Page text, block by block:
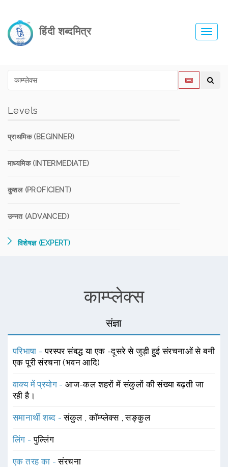
हिंदी शब्दमित्र
Levels
प्राथमिक (BEGINNER)
माध्यमिक (INTERMEDIATE)
कुशल (PROFICIENT)
उन्नत (ADVANCED)
विशेषज्ञ (EXPERT)
काम्प्लेक्स
संज्ञा
परिभाषा -परस्पर संबद्ध या एक -दूसरे से जुड़ी हुई संरचनाओं से बनी
एक पूरी संरचना (भवन आदि)
वाक्य में प्रयोग -आज-कल शहरों में संकुलों की संख्या बढ़ती जा
रही है।
समानार्थी शब्द -संकुल ,कॉम्प्लेक्स ,सङ्कुल
लिंग -पुल्लिंग
एक तरह का -संरचना